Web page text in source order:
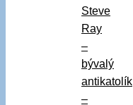
Steve
Ray
–
bývalý
antikatolík
–